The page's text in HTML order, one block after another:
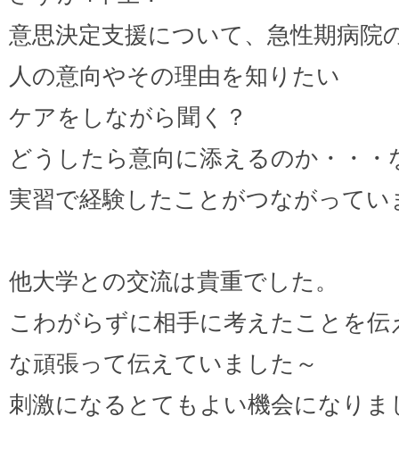
意思決定支援について、急性期病院
人の意向やその理由を知りたい
ケアをしながら聞く？
どうしたら意向に添えるのか・・
実習で経験したことがつながってい
他大学との交流は貴重でした。
こわがらずに相手に考えたことを
な頑張って伝えていました～
刺激になるとてもよい機会になりま